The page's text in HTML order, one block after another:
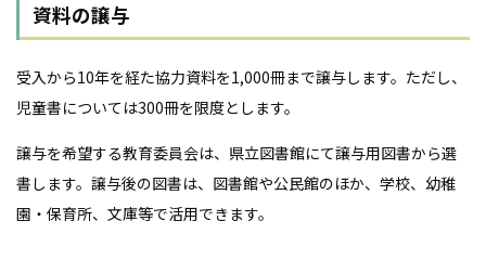
資料の譲与
受入から10年を経た協力資料を1,000冊まで譲与します。ただし、
児童書については300冊を限度とします。
譲与を希望する教育委員会は、県立図書館にて譲与用図書から選
書します。譲与後の図書は、図書館や公民館のほか、学校、幼稚
園・保育所、文庫等で活用できます。